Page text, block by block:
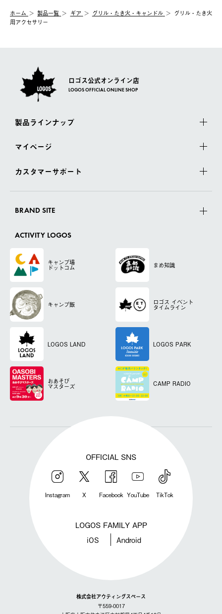
【配送業者】
佐川急便にて配送されます。
一度お手元の商品を返品いただき、ご希望商品を再注文してくだ
ホーム 製品一覧 ギア グリル・たき火・キャンドル
グリル・たき火
用アクセサリー
ロゴス公式オンライン店
LOGOS OFFICIAL ONLINE SHOP
製品ラインナップ
マイページ
カスタマーサポート
BRAND SITE
ACTIVITY LOGOS
キャンプ場
ドットコム まめ知識
キャンプ飯 ロゴス イベント
タイムライン
LOGOS LAND LOGOS PARK
おあそび
マスターズ CAMP RADIO
OFFICIAL SNS
Instagram X Facebook YouTube TikTok
LOGOS FAMILY APP
iOS Android
株式会社アウティングスペース
〒559-0017